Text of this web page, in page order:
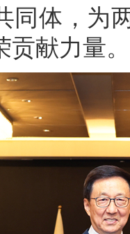
同体，为
献力量。